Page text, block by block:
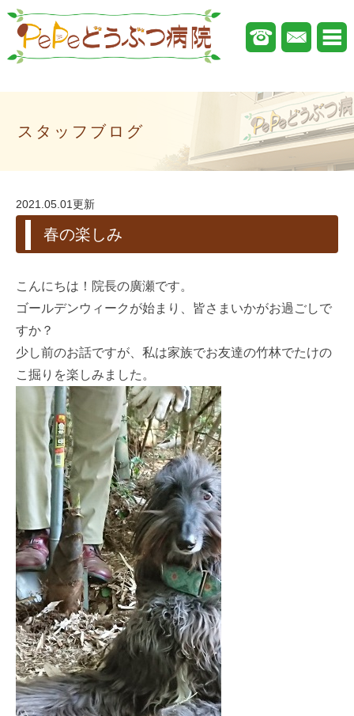
スタッフブログ
2021.05.01更新
春の楽しみ
こんにちは！院長の廣瀬です。
ゴールデンウィークが始まり、皆さまいかがお過ごしで
すか？
少し前のお話ですが、私は家族でお友達の竹林でたけの
こ掘りを楽しみました。